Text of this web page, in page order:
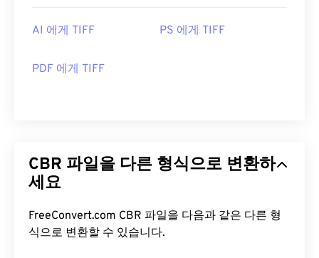
AI 에게 TIFF PS 에게 TIFF
PDF 에게 TIFF
CBR 파일을 다른 형식으로 변환하
세요
FreeConvert.com CBR 파일을 다음과 같은 다른 형
식으로 변환할 수 있습니다.